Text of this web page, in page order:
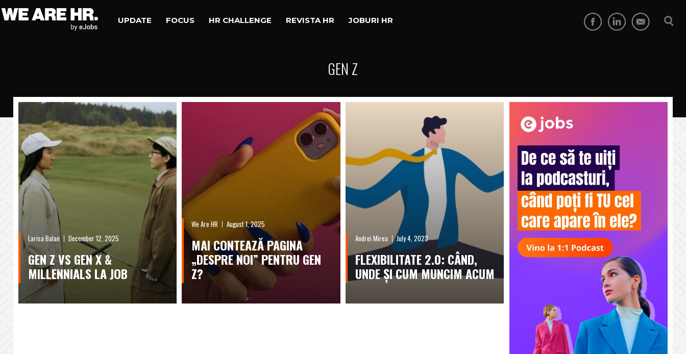
UPDATE FOCUS HR CHALLENGE REVISTA HR JOBURI HR
GEN Z
Larisa Balan December 12, 2025
GEN Z VS GEN X &
MILLENNIALS LA JOB
We Are HR August 1, 2025
MAI CONTEAZĂ PAGINA
„DESPRE NOI” PENTRU GEN
Z?
Andrei Mirea July 4, 2023
FLEXIBILITATE 2.0: CÂND,
UNDE ȘI CUM MUNCIM ACUM